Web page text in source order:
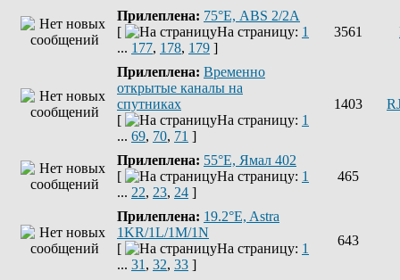
Прилеплена: 75°Е, ABS 2/2A
[
На страницу: 1
... 177, 178, 179 ]
3561
Прилеплена: Временно
открытые каналы на
спутниках
[
На страницу: 1
... 69, 70, 71 ]
1403
Прилеплена: 55°E, Ямал 402
[
На страницу: 1
... 22, 23, 24 ]
465
Прилеплена: 19.2°E, Astra
1KR/1L/1M/1N
[
На страницу: 1
... 31 , 32, 33 ]
643